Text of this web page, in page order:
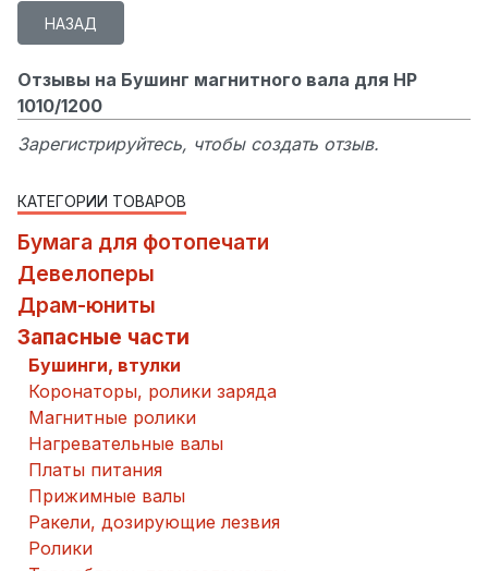
Отзывы на Бушинг магнитного вала для HP
1010/1200
Зарегистрируйтесь, чтобы создать отзыв.
КАТЕГОРИИ ТОВАРОВ
Бумага для фотопечати
Девелоперы
Драм-юниты
Запасные части
Бушинги, втулки
Коронаторы, ролики заряда
Магнитные ролики
Нагревательные валы
Платы питания
Прижимные валы
Ракели, дозирующие лезвия
Ролики